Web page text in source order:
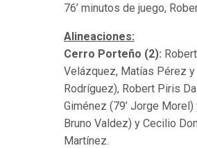
76’ minutos de juego,
Alineaciones:
Cerro Porteño (2):
Velázquez, Matías Pérez y
Rodríguez), Robert Piris
Giménez (79’ Jorge
Bruno Valdez) y Cecilio
Martínez.